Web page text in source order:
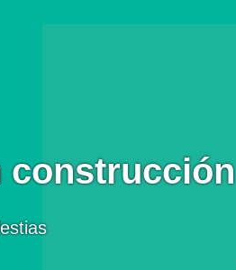
construcción